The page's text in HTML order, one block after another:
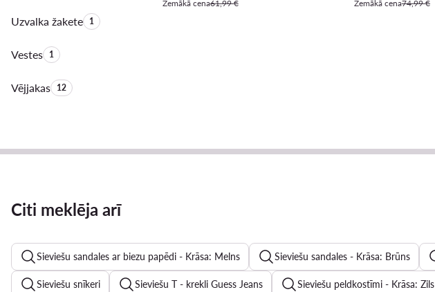
Uzvalka žaketeProduktu skaits:
1
VestesProduktu skaits:
1
VējjakasProduktu skaits:
12
Zemākā cena61,99 €
Zemākā cena74,99 €
Citi meklēja arī
Sieviešu sandales ar biezu papēdi - Krāsa: Melns Sieviešu sandales - Krāsa: Brūns
Sieviešu snīkeri Sieviešu T - krekli Guess Jeans Sieviešu peldkostīmi - Krāsa: Zils